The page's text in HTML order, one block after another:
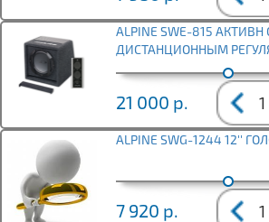
ALPINE SWE-815 АКТИВН
ДИСТАНЦИОННЫМ
21 000 р.
ALPINE SWG-1244 12''
7 920 р.